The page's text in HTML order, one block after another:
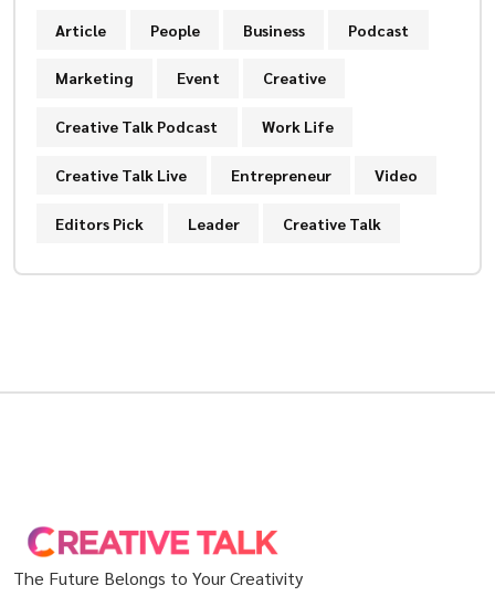
Article People Business Podcast
Marketing Event Creative
Creative Talk Podcast Work Life
Creative Talk Live Entrepreneur Video
Editors Pick Leader Creative Talk
The Future Belongs to Your Creativity